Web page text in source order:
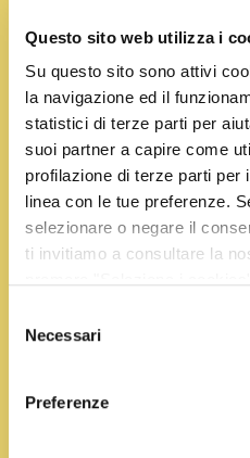
Questo sito web utilizza i
Su questo sito sono attivi
la navigazione ed il
statistici di terze parti per
suoi partner a capire come
profilazione di terze parti
linea con le tue preferenze.
selezionare o negare il
ti invitiamo a consultare la
delNecessari
Preferenze
Ingredienti
160 g. di riso arborio
400 g. di finocchi
20 g. di parmigiano
20 g. di burro
1 bustina di zafferano
prezzemolo tritato
Preparazione